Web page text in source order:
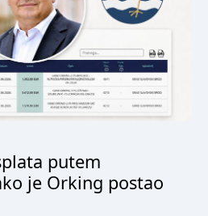
putem
je Orking postao